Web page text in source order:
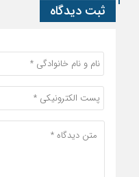
ثبت دیدگاه